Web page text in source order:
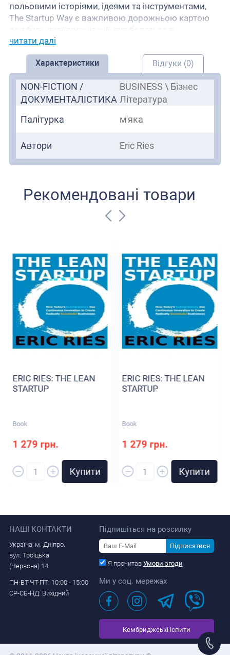
польовими історіями, ідеями та інструментами,
The Startup Way є важливою дорожньою картою
для будь-якої організації, яка бореться в
невизначених водах майбутнього століття.
читати далі
Характеристики Відгуки (0)
NON-FICTION /
ДОКУМЕНТАЛІСТИКА
BUSINESS \ Бізнес
Література
Палітурка
м'яка
Автори Eric Ries
Рекомендовані товари
ERIC RIES: THE LEAN
STARTUP
Book
1 279 грн.
– + Купити
ERIC RIES: THE LEAN
STARTUP
Book
1 279 грн.
– + Купити
НАШІ КОНТАКТИ
Україна, м. Дніпро.
вул. Троїцька
(Червона) 14
ПН-ВТ-ЧТ-ПТ: 10:00 - 15:00
СР-СБ-НД: Вихідний
Підпишіться на розсилку
Підписатися
Я прочитав Умови згоди
Ми у соц. мережах
Кембриджські іспити